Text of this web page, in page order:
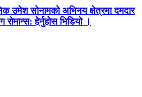
उमेश सोनामको अभिनय क्षेत्रमा दमदार
रोमान्स: हेर्नुहोस भिडियो ।